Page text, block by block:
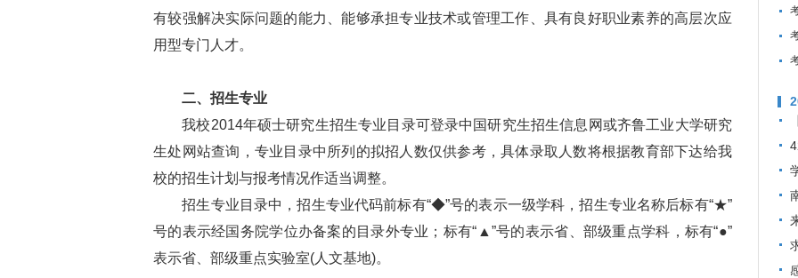
有较强解决实际问题的能力、能够承担专业技术或管理工作、具有良好职业素养的高层次应
用型专门人才。
二、招生专业
我校2014年硕士研究生招生专业目录可登录中国研究生招生信息网或齐鲁工业大学研究
生处网站查询，专业目录中所列的拟招人数仅供参考，具体录取人数将根据教育部下达给我
校的招生计划与报考情况作适当调整。
招生专业目录中，招生专业代码前标有“◆”号的表示一级学科，招生专业名称后标有“★”
号的表示经国务院学位办备案的目录外专业；标有“▲”号的表示省、部级重点学科，标有“●”
表示省、部级重点实验室(人文基地)。